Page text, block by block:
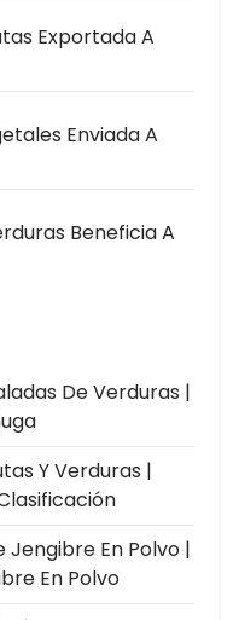
Exportada A
Enviada A
Beneficia A
De Verduras |
Y Verduras |
En Polvo |
En Polvo